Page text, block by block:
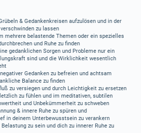
& Gedankenkreisen aufzulösen und in der
zu lassen
mehrere belastende Themen oder ein spezielles
und Ruhe zu finden
gedanklichen Sorgen und Probleme nur ein
sind und die Wirklichkeit wesentlich
Gedanken zu befreien und achtsam
Balance zu finden
zu versiegen und durch Leichtigkeit zu ersetzen
zu fühlen und im meditativen, subtilen
und Unbekümmerheit zu schweben
& innere Ruhe zu spüren und
in deinem Unterbewusstsein zu verankern
zu sein und dich zu innerer Ruhe zu